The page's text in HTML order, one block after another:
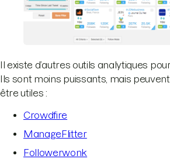
Il existe d’autres outils analytiques
Ils sont moins puissants, mais
être utiles :
Crowdfire
ManageFlitter
Followerwonk